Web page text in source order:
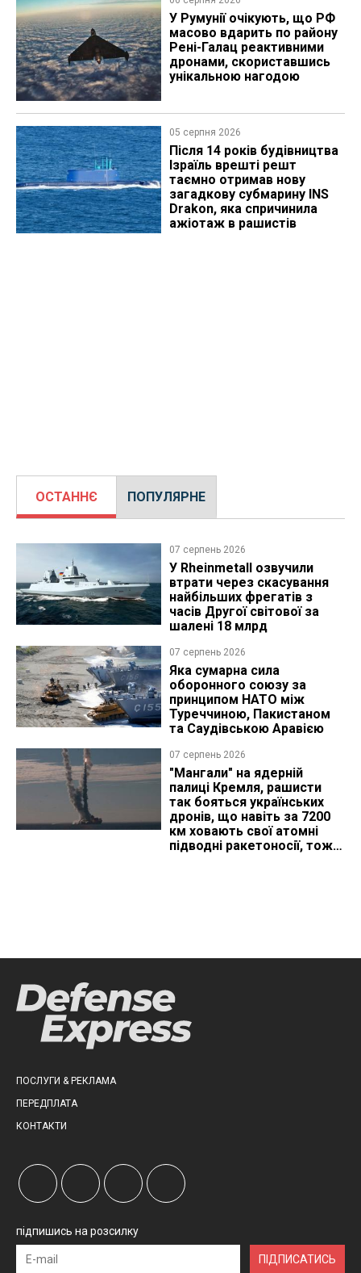
У Румунії очікують, що РФ
масово вдарить по району
Рені-Галац реактивними
дронами, скориставшись
унікальною нагодою
05 серпня 2026
Після 14 років будівництва
Ізраїль врешті решт
таємно отримав нову
загадкову субмарину INS
Drakon, яка спричинила
ажіотаж в рашистів
ОСТАННЄ ПОПУЛЯРНЕ
07 серпень 2026
У Rheinmetall озвучили
втрати через скасування
найбільших фрегатів з
часів Другої світової за
шалені 18 млрд
07 серпень 2026
Яка сумарна сила
оборонного союзу за
принципом НАТО між
Туреччиною, Пакистаном
та Саудівською Аравією
07 серпень 2026
"Мангали" на ядерній
палиці Кремля, рашисти
так бояться українських
дронів, що навіть за 7200
км ховають свої атомні
підводні ракетоносії, тож
ПОСЛУГИ & РЕКЛАМА
ПЕРЕДПЛАТА
КОНТАКТИ
підпишись на розсилку
ПІДПИСАТИСЬ